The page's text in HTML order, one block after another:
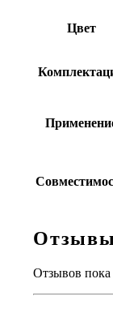
Цвет
Отзывы
Отзывов пока